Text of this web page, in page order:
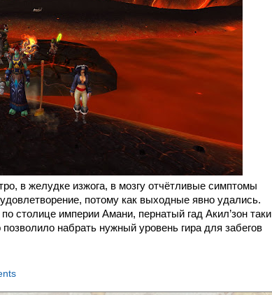
в желудке изжога, в мозгу отчётливые симптомы
потому как выходные явно удались.
столице империи Амани, пернатый гад Акил’зон таки
набрать нужный уровень гира для забегов